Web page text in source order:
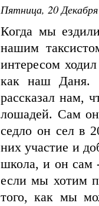
Пятница, 20
Когда мы
нашим
интересом
как наш Даня.
рассказал нам,
лошадей. Сам
седло он сел в
них участие и
школа, и он сам
если мы хотим
того, как мы